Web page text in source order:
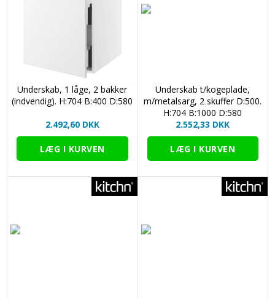
Underskab, 1 låge, 2 bakker
(indvendig). H:704 B:400 D:580
2.492,60 DKK
Underskab t/kogeplade,
m/metalsarg, 2 skuffer D:500.
H:704 B:1000 D:580
2.552,33 DKK